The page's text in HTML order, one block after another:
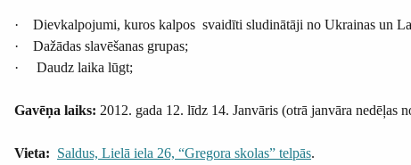
·
Dievkalpojumi, kuros kalpos svaidīti sludinātāji no Ukrainas un
·
Dažādas slavēšanas grupas;
· Daudz laika lūgt;
Gavēņa laiks: 2012. gada 12. līdz 14. Janvāris (otrā janvāra nedēļas
Vieta: Saldus, Lielā iela 26, “Gregora skolas” telpās.